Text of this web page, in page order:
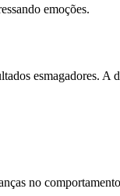
emoções.
esmagadores. A
no